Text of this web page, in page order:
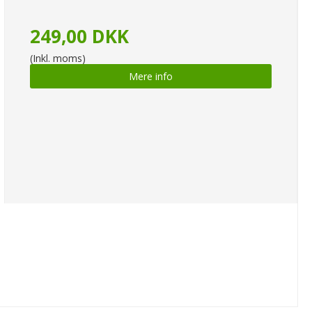
249,00 DKK
(Inkl. moms)
Mere info